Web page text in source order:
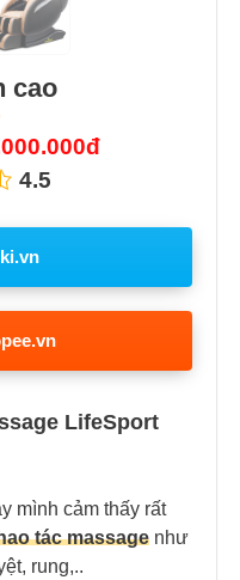
cao
4.5
LifeSport
mình cảm thấy rất
tác massage như
rung,..